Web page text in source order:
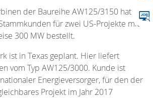
der Baureihe AW125/3150 hat
für zwei US-Projekte mit
300 MW bestellt.
ist in Texas geplant. Hier liefert
vom Typ AW125/3000. Kunde ist
Energieversorger, für den der
Projekt im Jahr 2017